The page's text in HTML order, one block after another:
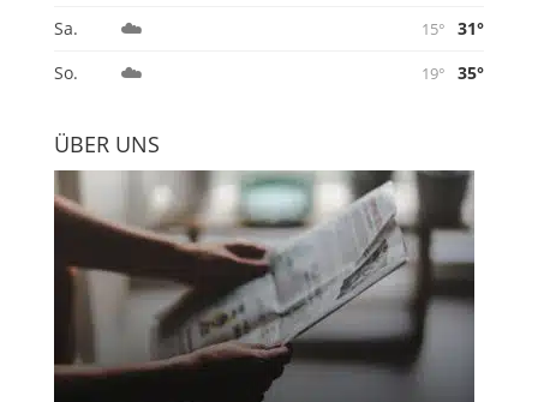
Sa.
☁️ 15°
31°
So.
☁️ 19° 35°
ÜBER UNS